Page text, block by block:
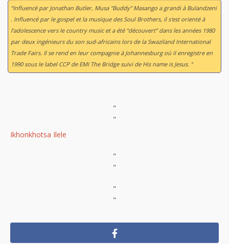
“Influencé par Jonathan Butler, Musa "Buddy" Masango a grandi à Bulandzeni
. Influencé par le gospel et la musique des Soul Brothers, il s’est orienté à
l’adolescence vers le country music et a été “découvert” dans les années 1980
par deux ingénieurs du son sud-africains lors de la Swaziland International
Trade Fairs. Il se rend en leur compagnie à Johannesburg où il enregistre en
1990 sous le label CCP de EMI The Bridgesuivi de His name is Jesus. ”
"
"
Ikhonkhotsa Ilele
"
"
"
"